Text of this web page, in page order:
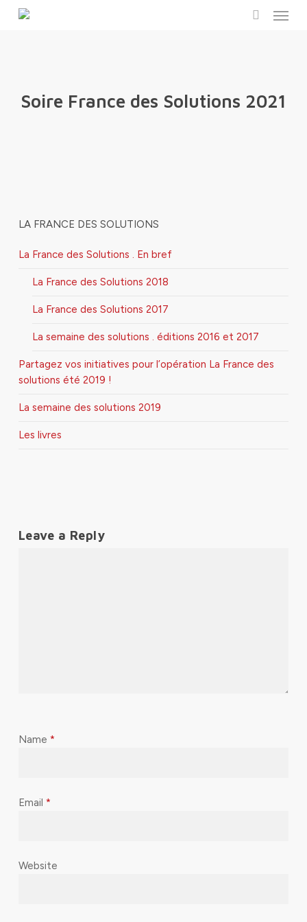
Menu
Soire France des Solutions 2021
LA FRANCE DES SOLUTIONS
La France des Solutions . En bref
La France des Solutions 2018
La France des Solutions 2017
La semaine des solutions . éditions 2016 et 2017
Partagez vos initiatives pour l’opération La France des
solutions été 2019 !
La semaine des solutions 2019
Les livres
Leave a Reply
Name *
Email *
Website